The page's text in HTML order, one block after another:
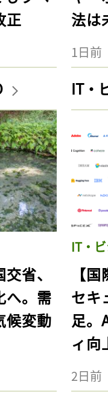
正
法は
1日前
省、
へ。需
候変動
IT・
IT・
【
セキ
足。
ィ向
2日前